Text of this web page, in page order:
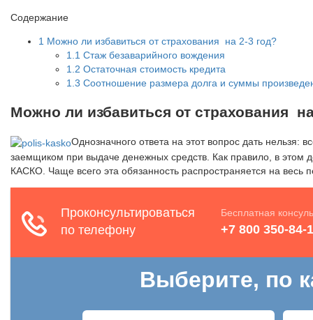
Содержание
1 Можно ли избавиться от страхования на 2-3 год?
1.1 Стаж безаварийного вождения
1.2 Остаточная стоимость кредита
1.3 Соотношение размера долга и суммы
Можно ли избавиться от страхования
Однозначного ответа на этот вопрос дать нельзя:
заемщиком при выдаче денежных средств. Как правило, в этом
КАСКО. Чаще всего эта обязанность распространяется на весь